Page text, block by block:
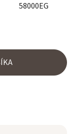
58000EG